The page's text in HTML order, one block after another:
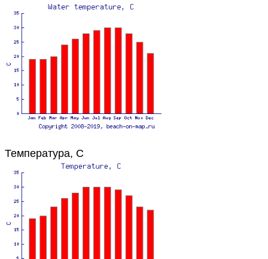
Температура, C